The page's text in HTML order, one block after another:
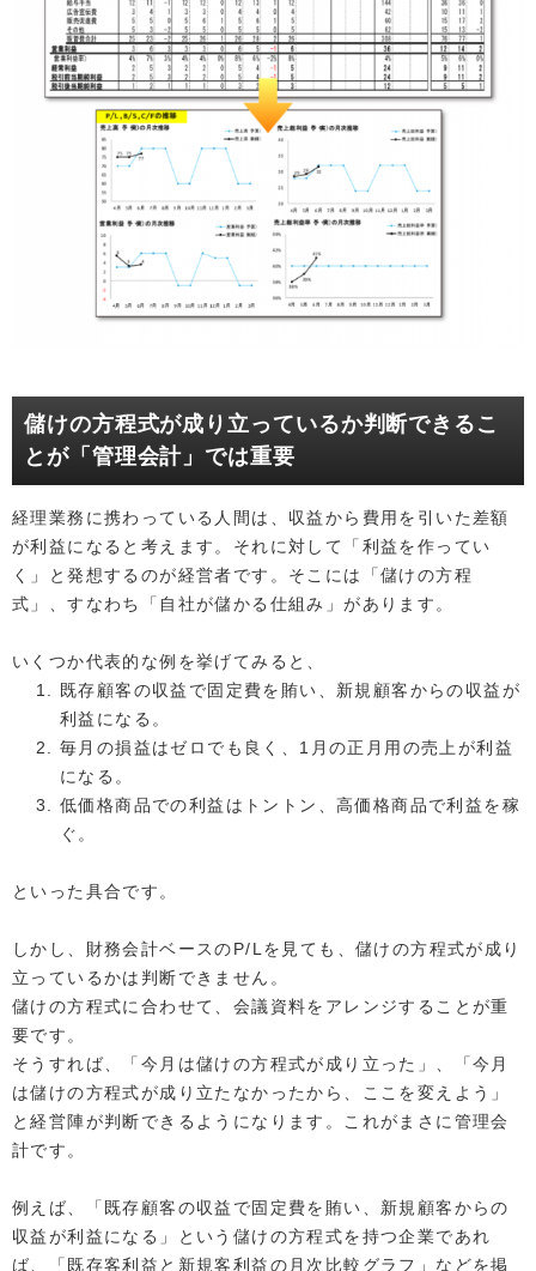
儲けの方程式が成り立っているか判断できるこ
とが「管理会計」では重要
経理業務に携わっている人間は、収益から費用を引いた差額
が利益になると考えます。それに対して「利益を作ってい
く」と発想するのが経営者です。そこには「儲けの方程
式」、すなわち「自社が儲かる仕組み」があります。
いくつか代表的な例を挙げてみると、
既存顧客の収益で固定費を賄い、新規顧客からの収益が
利益になる。
毎月の損益はゼロでも良く、1月の正月用の売上が利益
になる。
低価格商品での利益はトントン、高価格商品で利益を稼
ぐ。
といった具合です。
しかし、財務会計ベースのP/Lを見ても、儲けの方程式が成り
立っているかは判断できません。
儲けの方程式に合わせて、会議資料をアレンジすることが重
要です。
そうすれば、「今月は儲けの方程式が成り立った」、「今月
は儲けの方程式が成り立たなかったから、ここを変えよう」
と経営陣が判断できるようになります。これがまさに管理会
計です。
例えば、「既存顧客の収益で固定費を賄い、新規顧客からの
収益が利益になる」という儲けの方程式を持つ企業であれ
ば、「既存客利益と新規客利益の月次比較グラフ」などを掲